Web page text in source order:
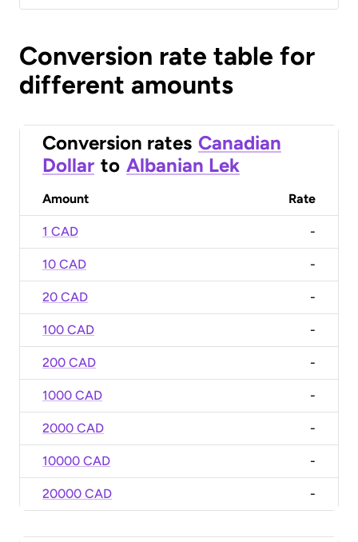
Conversion rate table for
different amounts
Conversion rates Canadian
Dollar to Albanian Lek
Amount Rate
1 CAD -
10 CAD -
20 CAD -
100 CAD -
200 CAD -
1000 CAD -
2000 CAD -
10000 CAD -
20000 CAD -